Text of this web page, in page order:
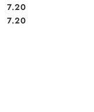
Cena:
7.20
Cena:
7.20